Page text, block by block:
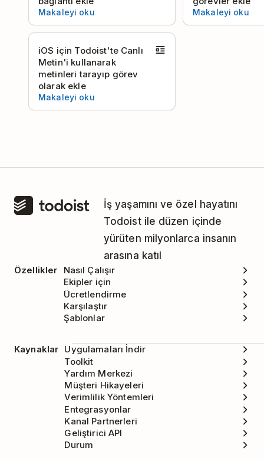
Makaleyi oku Makaleyi oku
iOS için Todoist'te Canlı
Metin'i kullanarak
metinleri tarayıp görev
olarak ekle
Makaleyi oku
İş yaşamını ve özel hayatını
Todoist ile düzen içinde
yürüten milyonlarca insanın
arasına katıl
Özellikler
Nasıl Çalışır
Ekipler için
Ücretlendirme
Karşılaştır
Şablonlar
Kaynaklar Uygulamaları İndir
Toolkit
Yardım Merkezi
Müşteri Hikayeleri
Verimlilik Yöntemleri
Entegrasyonlar
Kanal Partnerleri
Geliştirici API
Durum